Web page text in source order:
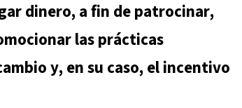
dinero, a fin de patrocinar,
las prácticas
y, en su caso, el incentivo